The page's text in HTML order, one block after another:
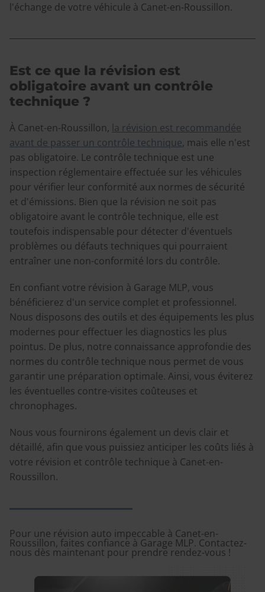
l'échange de votre véhicule à Canet-en-Roussillon.
Est ce que la révision est
obligatoire avant un contrôle
technique ?
À Canet-en-Roussillon, la révision est recommandée
avant de passer un contrôle technique, mais elle n'est
pas obligatoire. Le contrôle technique est une
inspection réglementaire effectuée sur les véhicules
pour vérifier leur conformité aux normes de sécurité
et d'émissions. Bien que la révision ne soit pas
obligatoire avant le contrôle technique, elle est
toutefois indispensable pour détecter d'éventuels
problèmes ou défauts techniques qui pourraient
entraîner une non-conformité lors du contrôle.
En confiant votre révision à Garage MLP, vous
bénéficierez d'un service complet et professionnel.
Nous disposons des outils et des équipements les plus
modernes pour effectuer les diagnostics les plus
pointus. De plus, notre connaissance approfondie des
normes du contrôle technique nous permet de vous
garantir une préparation optimale. Ainsi, vous éviterez
les éventuelles contre-visites coûteuses et
chronophages.
Nous vous fournirons également un devis clair et
détaillé, afin que vous puissiez anticiper les coûts liés à
votre révision et contrôle technique à Canet-en-
Roussillon.
Pour une révision auto impeccable à Canet-en-
Roussillon, faites confiance à Garage MLP. Contactez-
nous dès maintenant pour prendre rendez-vous !